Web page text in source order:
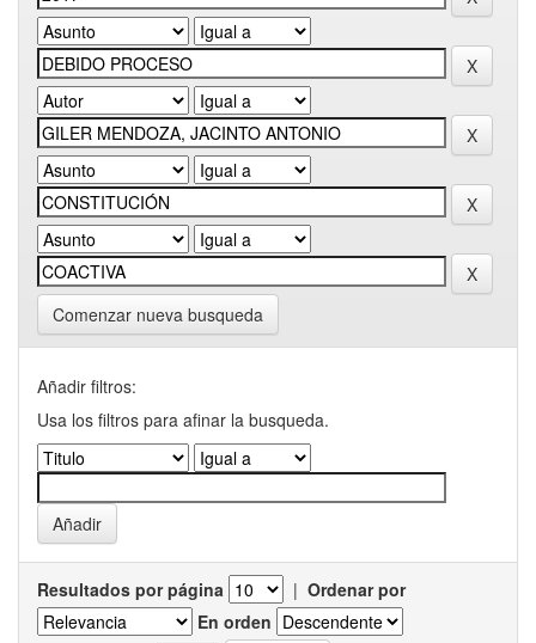
Comenzar nueva busqueda
Añadir filtros:
Usa los filtros para afinar la busqueda.
Resultados por página | Ordenar por
En orden